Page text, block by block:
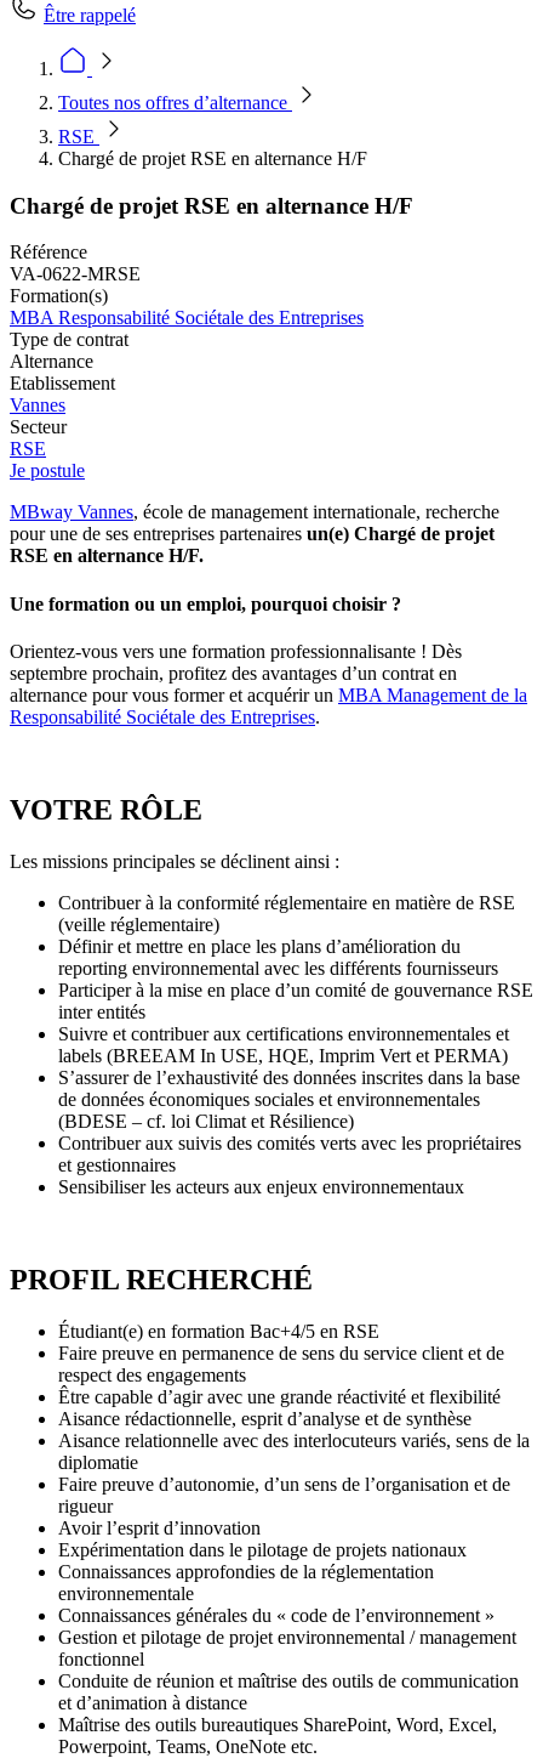
Être rappelé
Toutes nos offres d’alternance
RSE
Chargé de projet RSE en alternance H/F
Chargé de projet RSE en alternance H/F
Référence
VA-0622-MRSE
Formation(s)
MBA Responsabilité Sociétale des Entreprises
Type de contrat
Alternance
Etablissement
Vannes
Secteur
RSE
Je postule
MBway Vannes, école de management internationale, recherche
pour une de ses entreprises partenaires un(e) Chargé de projet
RSE en alternance H/F.
Une formation ou un emploi, pourquoi choisir ?
Orientez-vous vers une formation professionnalisante ! Dès
septembre prochain, profitez des avantages d’un contrat en
alternance pour vous former et acquérir un MBA Management de la
Responsabilité Sociétale des Entreprises.
VOTRE RÔLE
Les missions principales se déclinent ainsi :
Contribuer à la conformité réglementaire en matière de RSE
(veille réglementaire)
Définir et mettre en place les plans d’amélioration du
reporting environnemental avec les différents fournisseurs
Participer à la mise en place d’un comité de gouvernance RSE
inter entités
Suivre et contribuer aux certifications environnementales et
labels (BREEAM In USE, HQE, Imprim Vert et PERMA)
S’assurer de l’exhaustivité des données inscrites dans la base
de données économiques sociales et environnementales
(BDESE – cf. loi Climat et Résilience)
Contribuer aux suivis des comités verts avec les propriétaires
et gestionnaires
Sensibiliser les acteurs aux enjeux environnementaux
PROFIL RECHERCHÉ
Étudiant(e) en formation Bac+4/5 en RSE
Faire preuve en permanence de sens du service client et de
respect des engagements
Être capable d’agir avec une grande réactivité et flexibilité
Aisance rédactionnelle, esprit d’analyse et de synthèse
Aisance relationnelle avec des interlocuteurs variés, sens de la
diplomatie
Faire preuve d’autonomie, d’un sens de l’organisation et de
rigueur
Avoir l’esprit d’innovation
Expérimentation dans le pilotage de projets nationaux
Connaissances approfondies de la réglementation
environnementale
Connaissances générales du « code de l’environnement »
Gestion et pilotage de projet environnemental / management
fonctionnel
Conduite de réunion et maîtrise des outils de communication
et d’animation à distance
Maîtrise des outils bureautiques SharePoint, Word, Excel,
Powerpoint, Teams, OneNote etc.